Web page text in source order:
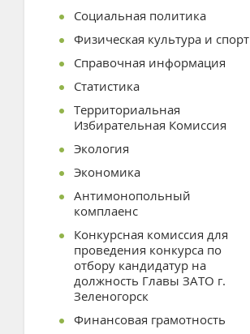
Социальная политика
Физическая культура и спорт
Справочная информация
Статистика
Территориальная
Избирательная Комиссия
Экология
Экономика
Антимонопольный
комплаенс
Конкурсная комиссия для
проведения конкурса по
отбору кандидатур на
должность Главы ЗАТО г.
Зеленогорск
Финансовая грамотность